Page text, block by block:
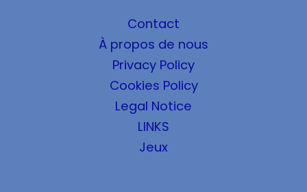
Contact
À propos de nous
Privacy Policy
Cookies Policy
Legal Notice
LINKS
Jeux